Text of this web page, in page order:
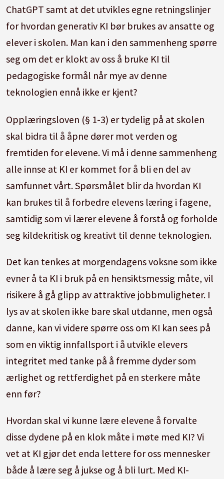
ChatGPT samt at det utvikles egne retningslinjer
for hvordan generativ KI bør brukes av ansatte og
elever i skolen. Man kan i den sammenheng spørre
seg om det er klokt av oss å bruke KI til
pedagogiske formål når mye av denne
teknologien ennå ikke er kjent?
Opplæringsloven (§ 1-3) er tydelig på at skolen
skal bidra til å åpne dører mot verden og
fremtiden for elevene. Vi må i denne sammenheng
alle innse at KI er kommet for å bli en del av
samfunnet vårt. Spørsmålet blir da hvordan KI
kan brukes til å forbedre elevens læring i fagene,
samtidig som vi lærer elevene å forstå og forholde
seg kildekritisk og kreativt til denne teknologien.
Det kan tenkes at morgendagens voksne som ikke
evner å ta KI i bruk på en hensiktsmessig måte, vil
risikere å gå glipp av attraktive jobbmuligheter. I
lys av at skolen ikke bare skal utdanne, men også
danne, kan vi videre spørre oss om KI kan sees på
som en viktig innfallsport i å utvikle elevers
integritet med tanke på å fremme dyder som
ærlighet og rettferdighet på en sterkere måte
enn før?
Hvordan skal vi kunne lære elevene å forvalte
disse dydene på en klok måte i møte med KI? Vi
vet at KI gjør det enda lettere for oss mennesker
både å lære seg å jukse og å bli lurt. Med KI-